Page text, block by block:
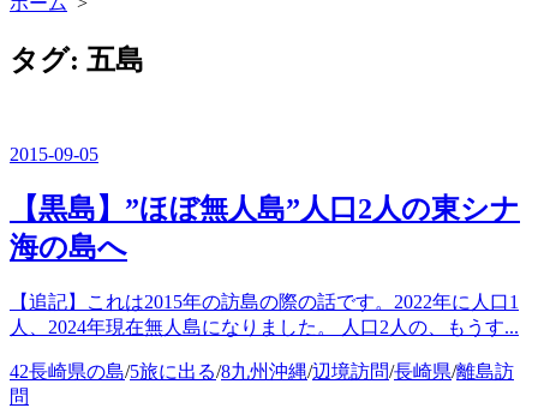
を
閉
タグ: 五島
2015-09-05
【黒島】”ほぼ無人島”人口2人の東シナ
海の島へ
【追記】これは2015年の訪島の際の話です。2022年に人口1
人、2024年現在無人島になりました。 人口2人の、もうす...
カ
テ
42長崎県の島/5旅に出る/8九州沖縄/辺境訪問/長崎県/離島訪
問